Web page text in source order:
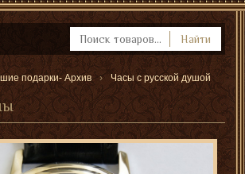
Найти
подарки- Архив Часы с русской душой